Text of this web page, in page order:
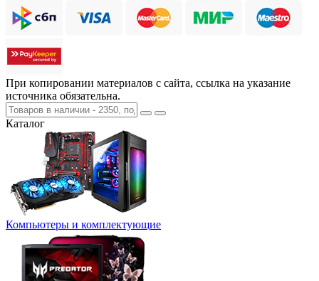
При копировании материалов с сайта, ссылка на указание
источника обязательна.
Каталог
Компьютеры и комплектующие